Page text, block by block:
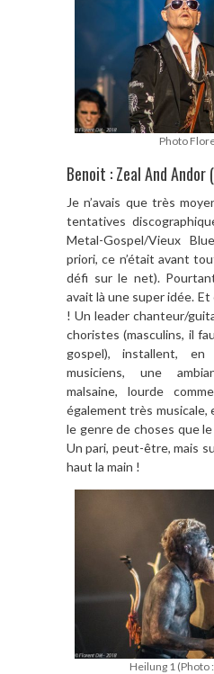
Photo
Benoit : Zeal And Andor
Je n’avais que très
tentatives
Metal-Gospel/Vieux
priori, ce n’était avant
défi sur le net).
avait là une super idée.
! Un leader chanteur/
choristes (masculins, il
gospel), installent, en
musiciens, une
malsaine, lourde
également très musicale,
le genre de choses que
Un pari, peut-être, mais
haut la main !
Heilung 1 (Photo